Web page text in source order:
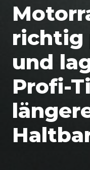
richtig
und
Profi-